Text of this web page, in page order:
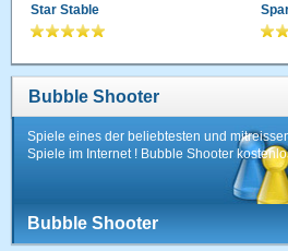
Star Stable
Bubble Shooter
Spiele eines der beliebtesten und
Spiele im Internet ! Bubble Shooter
Bubble Shooter